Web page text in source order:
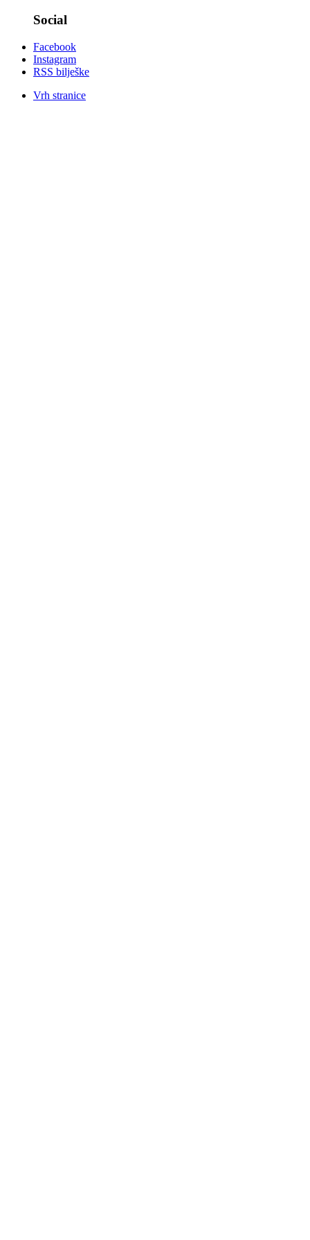
Social
Facebook
Instagram
RSS bilješke
Vrh stranice